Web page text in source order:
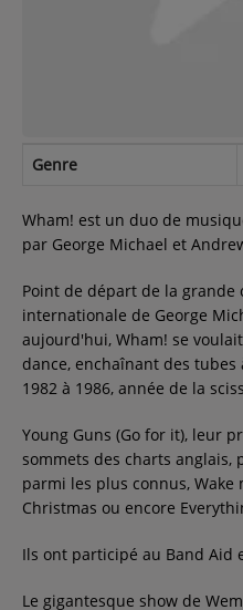
Recherche d'un titre
SE CONNECTER
Genre
Wham! est un duo de
par George Michael et
Point de départ de la grande
internationale de George
aujourd'hui, Wham! se
dance, enchaînant des
1982 à 1986, année de la
Young Guns (Go for it), leur
sommets des charts
parmi les plus connus, Wake
Christmas ou encore
Ils ont participé au Band Aid
Le gigantesque show de